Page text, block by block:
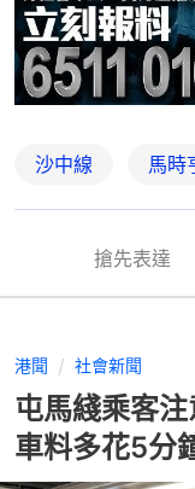
沙中線 馬時
搶先表達
港聞 社會新聞
屯馬綫乘客
車料多花5